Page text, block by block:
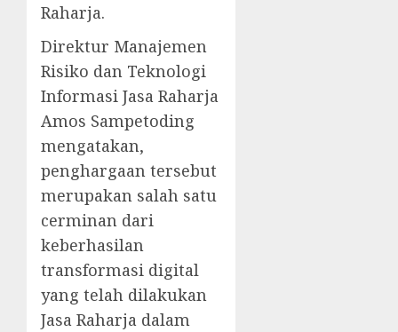
Raharja.
Direktur Manajemen
Risiko dan Teknologi
Informasi Jasa Raharja
Amos Sampetoding
mengatakan,
penghargaan tersebut
merupakan salah satu
cerminan dari
keberhasilan
transformasi digital
yang telah dilakukan
Jasa Raharja dalam